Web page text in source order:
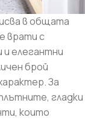
в общата
врати с
и елегантни
брой
За
гладки
които